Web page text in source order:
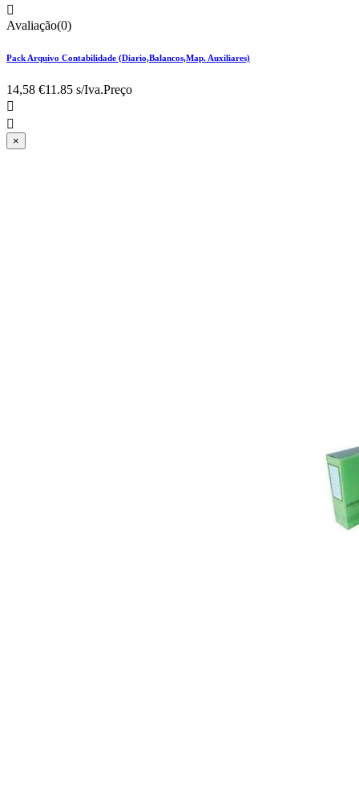

Avaliação(0)
Pack Arquivo Contabilidade (Diario,Balancos,Map. Auxiliares)
14,58 €11.85 s/Iva.Preço


×